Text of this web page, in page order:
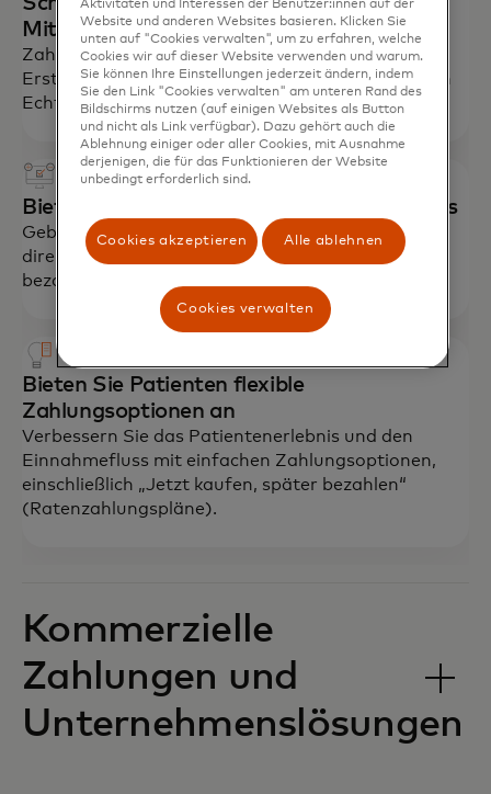
Mitglieder
Zahlungen für Versicherungsansprüche,
Erstattungen und andere Auszahlungen nahezu in
Echtzeit ausstellen.
Bieten Sie ein optimiertes Zahlungserlebnis
Geben Sie Patienten die Möglichkeit, Rechnungen
direkt über ihre Online-Banking-Plattform zu
bezahlen.
Bieten Sie Patienten flexible
Zahlungsoptionen an
Verbessern Sie das Patientenerlebnis und den
Einnahmefluss mit einfachen Zahlungsoptionen,
einschließlich „Jetzt kaufen, später bezahlen“
(Ratenzahlungspläne).
Kommerzielle
Zahlungen und
Unternehmenslösungen
Aktivitäten und Interessen der Benutzer:innen auf der
Website und anderen Websites basieren. Klicken Sie
unten auf "Cookies verwalten", um zu erfahren, welche
Cookies wir auf dieser Website verwenden und warum.
Sie können Ihre Einstellungen jederzeit ändern, indem
Sie den Link "Cookies verwalten" am unteren Rand des
Bildschirms nutzen (auf einigen Websites als Button
und nicht als Link verfügbar). Dazu gehört auch die
Ablehnung einiger oder aller Cookies, mit Ausnahme
derjenigen, die für das Funktionieren der Website
unbedingt erforderlich sind.
Cookies akzeptieren Alle ablehnen
Cookies verwalten